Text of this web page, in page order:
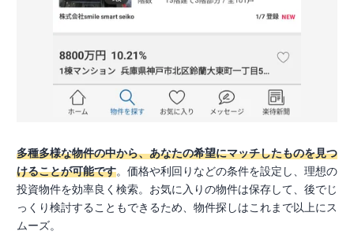
多種多様な物件の中から、あなたの希望にマッチしたものを見つ
けることが可能です。価格や利回りなどの条件を設定し、理想の
投資物件を効率良く検索。お気に入りの物件は保存して、後でじ
っくり検討することもできるため、物件探しはこれまで以上にス
ムーズ。